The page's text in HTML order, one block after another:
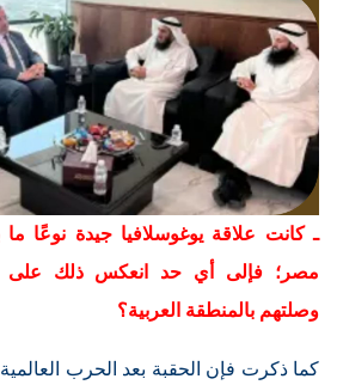
ـ كانت علاقة يوغوسلافيا جيدة نوعًا ما
مصر؛ فإلى أي حد انعكس ذلك على
وصلتهم بالمنطقة العربية؟
كما ذكرت فإن الحقبة بعد الحرب